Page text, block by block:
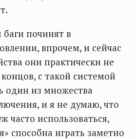
баги починят в
впрочем, и сейчас
они практически не
с такой системой
один из множества
и я не думаю, что
часто использоваться,
способна играть заметно